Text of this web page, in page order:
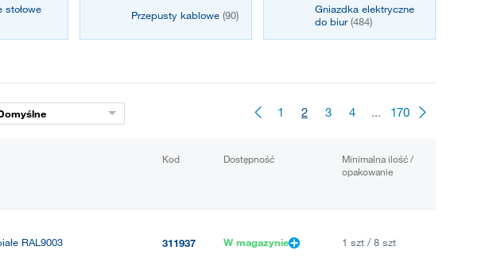
stołowe
Przepusty kablowe (90)
Gniazdka elektryczne
do biur(484)
1 2 3 4 ... 170
Kod Dostępność
Minimalna ilość /
opakowanie
RAL9003 311937 W magazynie 1 szt / 8 szt